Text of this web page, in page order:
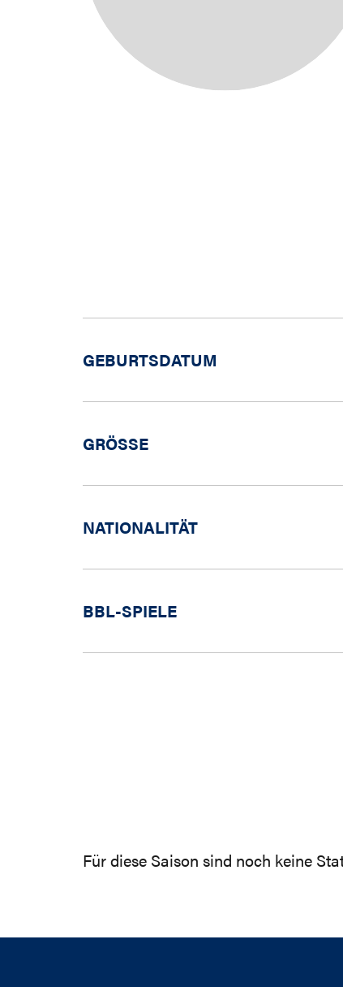
GEBURTSDATUM
GRÖSSE
NATIONALITÄT
BBL-SPIELE
Für diese Saison sind noch keine